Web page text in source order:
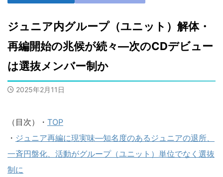
ジュニア内グループ（ユニット）解体・
再編開始の兆候が続々―次のCDデビュー
は選抜メンバー制か
2025年2月11日
（目次）・ TOP
・ ジュニア再編に現実味―知名度のあるジュニアの退所、
一斉円盤化、活動がグループ（ユニット）単位でなく選抜
制に